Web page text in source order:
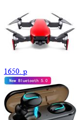
1650. p